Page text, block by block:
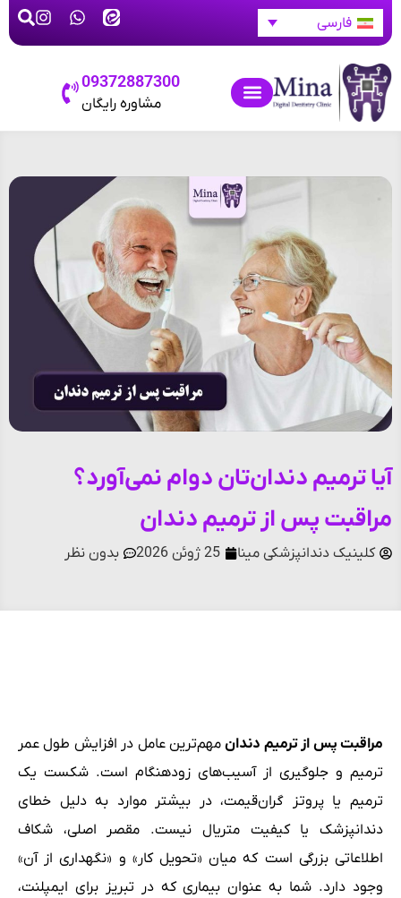
فارسی
09372887300
مشاوره رایگان
آیا ترمیم دندان‌تان دوام نمی‌آورد؟
مراقبت پس از ترمیم دندان
کلینیک دندانپزشکی مینا 25 ژوئن 2026 بدون نظر
مراقبت پس از ترمیم دندانمهم‌ترین عامل در افزایش طول عمر
ترمیم و جلوگیری از آسیب‌های زودهنگام است. شکست یک
ترمیم یا پروتز گران‌قیمت، در بیشتر موارد به دلیل خطای
دندانپزشک یا کیفیت متریال نیست. مقصر اصلی، شکاف
اطلاعاتی بزرگی است که میان «تحویل کار» و «نگهداری از آن»
وجود دارد. شما به عنوان بیماری که در تبریز برای ایمپلنت،